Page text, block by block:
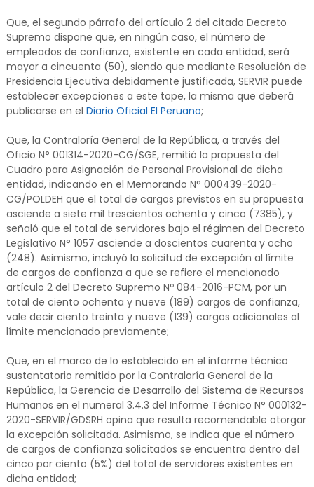
Que, el segundo párrafo del artículo 2 del citado Decreto
Supremo dispone que, en ningún caso, el número de
empleados de confianza, existente en cada entidad, será
mayor a cincuenta (50), siendo que mediante Resolución de
Presidencia Ejecutiva debidamente justificada, SERVIR puede
establecer excepciones a este tope, la misma que deberá
publicarse en el Diario Oficial El Peruano;
Que, la Contraloría General de la República, a través del
Oficio N° 001314-2020-CG/SGE, remitió la propuesta del
Cuadro para Asignación de Personal Provisional de dicha
entidad, indicando en el Memorando N° 000439-2020-
CG/POLDEH que el total de cargos previstos en su propuesta
asciende a siete mil trescientos ochenta y cinco (7385), y
señaló que el total de servidores bajo el régimen del Decreto
Legislativo N° 1057 asciende a doscientos cuarenta y ocho
(248). Asimismo, incluyó la solicitud de excepción al límite
de cargos de confianza a que se refiere el mencionado
artículo 2 del Decreto Supremo Nº 084-2016-PCM, por un
total de ciento ochenta y nueve (189) cargos de confianza,
vale decir ciento treinta y nueve (139) cargos adicionales al
límite mencionado previamente;
Que, en el marco de lo establecido en el informe técnico
sustentatorio remitido por la Contraloría General de la
República, la Gerencia de Desarrollo del Sistema de Recursos
Humanos en el numeral 3.4.3 del Informe Técnico N° 000132-
2020-SERVIR/GDSRH opina que resulta recomendable otorgar
la excepción solicitada. Asimismo, se indica que el número
de cargos de confianza solicitados se encuentra dentro del
cinco por ciento (5%) del total de servidores existentes en
dicha entidad;